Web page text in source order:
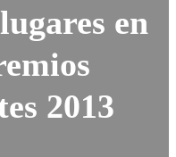
en
2013